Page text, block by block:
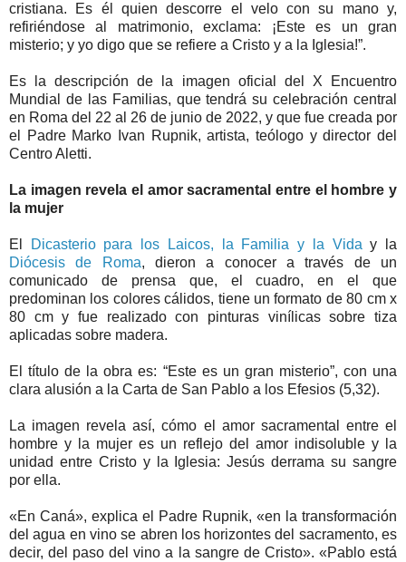
cristiana. Es él quien descorre el velo con su mano y,
refiriéndose al matrimonio, exclama: ¡Este es un gran
misterio; y yo digo que se refiere a Cristo y a la Iglesia!”.
Es la descripción de la imagen oficial del X Encuentro
Mundial de las Familias, que tendrá su celebración central
en Roma del 22 al 26 de junio de 2022, y que fue creada por
el Padre Marko Ivan Rupnik, artista, teólogo y director del
Centro Aletti.
La imagen revela el amor sacramental entre el hombre y
la mujer
El Dicasterio para los Laicos, la Familia y la Vida y la
Diócesis de Roma, dieron a conocer a través de un
comunicado de prensa que, el cuadro, en el que
predominan los colores cálidos, tiene un formato de 80 cm x
80 cm y fue realizado con pinturas vinílicas sobre tiza
aplicadas sobre madera.
El título de la obra es: “Este es un gran misterio”, con una
clara alusión a la Carta de San Pablo a los Efesios (5,32).
La imagen revela así, cómo el amor sacramental entre el
hombre y la mujer es un reflejo del amor indisoluble y la
unidad entre Cristo y la Iglesia: Jesús derrama su sangre
por ella.
«En Caná», explica el Padre Rupnik, «en la transformación
del agua en vino se abren los horizontes del sacramento, es
decir, del paso del vino a la sangre de Cristo». «Pablo está